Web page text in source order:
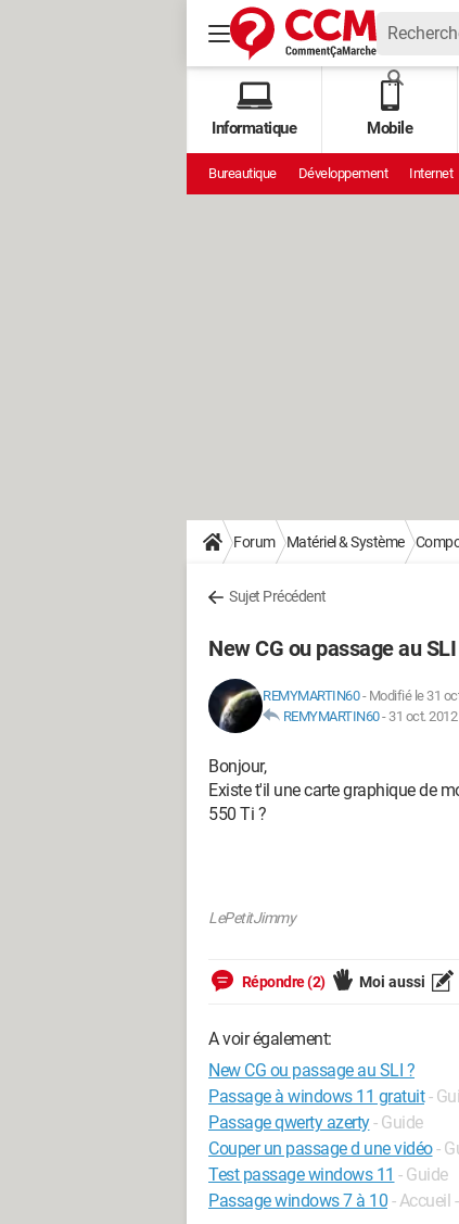
Informatique Mobile
Bureautique Développement Internet
Forum Matériel & Système
Sujet Précédent
New CG ou passage au SLI
REMYMARTIN60- Modifié le 31
REMYMARTIN60- 31 oct.
Bonjour,
Existe t'il une carte graphique de
550 Ti ?
LePetitJimmy
Répondre (2) Moi aussi
A voir également:
New CG ou passage au SLI ?
Passage à windows 11 gratuit -
Passage qwerty azerty- Guide
Couper un passage d une vidéo-
Test passage windows 11 - Guide
Passage windows 7 à 10 - Accueil